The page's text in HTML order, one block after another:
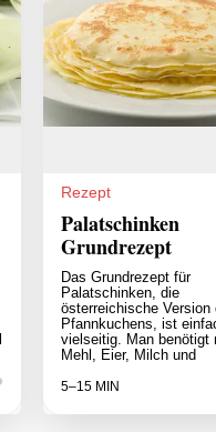
Rezept
Palatschinken
Grundrezept
Das Grundrezept für
Palatschinken, die
österreichische Version
Pfannkuchens, ist
vielseitig. Man benötigt
Mehl, Eier, Milch und
5–15 MIN